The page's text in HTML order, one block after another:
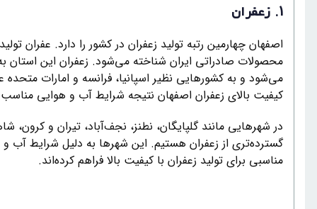
1. زعفران
اصفهان چهارمین رتبه تولید زعفران در کشور را دارد. عفران
محصولات صادراتی ایران شناخته می‌شود. زعفران این استان
می‌شود و به کشورهایی نظیر اسپانیا، فرانسه و امارات
کیفیت بالای زعفران اصفهان نتیجه شرایط آب و هوایی
در شهرهایی مانند گلپایگان، نطنز، نجف‌آباد، تیران و
گسترده‌تری از زعفران هستیم. این شهرها به دلیل شرایط
مناسبی برای تولید زعفران با کیفیت بالا فراهم کرده‌اند.